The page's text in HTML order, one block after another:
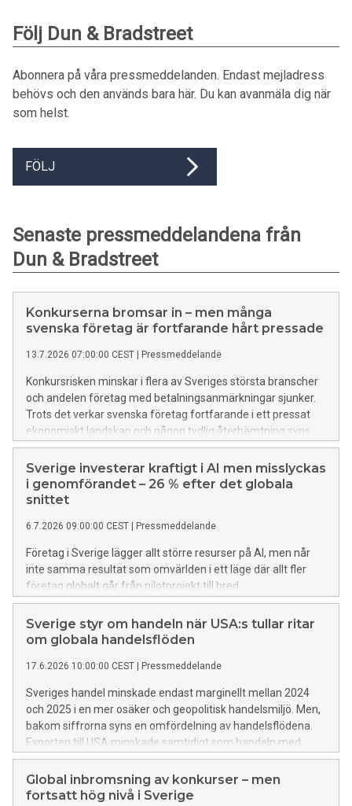
Följ Dun & Bradstreet
Abonnera på våra pressmeddelanden. Endast mejladress
behövs och den används bara här. Du kan avanmäla dig när
som helst.
FÖLJ
Senaste pressmeddelandena från
Dun & Bradstreet
Konkurserna bromsar in – men många
svenska företag är fortfarande hårt pressade
13.7.2026 07:00:00 CEST Pressmeddelande
Konkursrisken minskar i flera av Sveriges största branscher
och andelen företag med betalningsanmärkningar sjunker.
Trots det verkar svenska företag fortfarande i ett pressat
ekonomiskt landskap och någon tydlig återhämtning syns
ännu inte, enligt en ny analys från Dun & Bradstreet.
Sverige investerar kraftigt i AI men misslyckas
i genomförandet – 26 % efter det globala
snittet
6.7.2026 09:00:00 CEST Pressmeddelande
Företag i Sverige lägger allt större resurser på AI, men når
inte samma resultat som omvärlden i ett läge där allt fler
företag globalt går från pilotprojekt till bred
implementering. Nya siffror från Dun & Bradstreet visar att
många svenska organisationer fortfarande har svårt att ta
AI från pilotprojekt till bred implementering. Samtidigt ligger
gäller att omsätta AI-satsningar i praktisk användning och
affärsnytta. Utvecklingen sammanfaller med
att datamognaden i svenska företag har försämrats och nu
ligger tydligt under det globala snittet.
Sverige styr om handeln när USA:s tullar ritar
om globala handelsflöden
17.6.2026 10:00:00 CEST Pressmeddelande
Sveriges handel minskade endast marginellt mellan 2024
och 2025 i en mer osäker och geopolitisk handelsmiljö. Men,
bakom siffrorna syns en omfördelning av handelsflödena.
Exporten till USA minskade samtidigt som handeln med
Europa ökade, och företagen höll till viss del uppe sina
volymer, samtidigt som de styrde om sina affärer till nya
marknader.
Global inbromsning av konkurser – men
fortsatt hög nivå i Sverige